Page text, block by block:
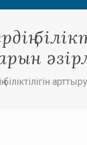
біліктілігін